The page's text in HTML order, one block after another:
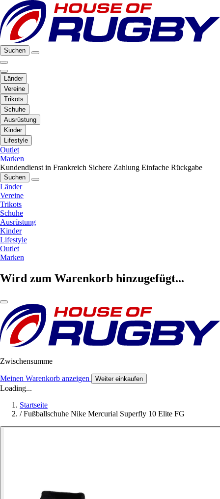
Suchen
Länder
Vereine
Trikots
Schuhe
Ausrüstung
Kinder
Lifestyle
Outlet
Marken
Kundendienst in Frankreich Sichere Zahlung Einfache Rückgabe
Suchen
Länder
Vereine
Trikots
Schuhe
Ausrüstung
Kinder
Lifestyle
Outlet
Marken
Wird zum Warenkorb hinzugefügt...
Zwischensumme
Meinen Warenkorb anzeigen Weiter einkaufen
Loading...
Startseite
/ Fußballschuhe Nike Mercurial Superfly 10 Elite FG